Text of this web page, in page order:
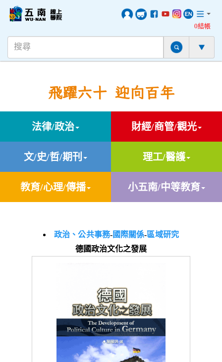
0結帳
飛躍六十 迎向百年
法律/政治 財經/商管/觀光
文/史/哲/期刊 理工/醫護
教育/心理/傳播 小五南/中等教育
政治、公共事務-國際關係-區域研究
德國政治文化之發展